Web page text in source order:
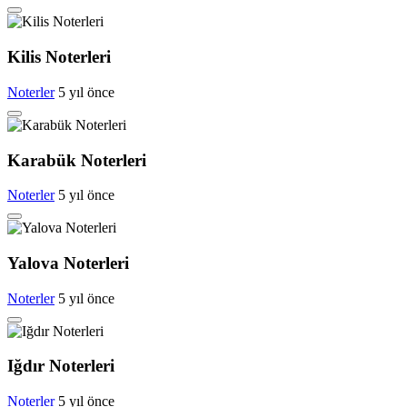
İzmir’de hayat kurtaran baba, kızını kortlarda şampiyonluğa
12:36
Gebze Köşklüçeşme’de ‘açık hava’ keyif
Kilis Noterleri
Noterler 5 yıl önce
Karabük Noterleri
Noterler 5 yıl önce
Yalova Noterleri
Noterler 5 yıl önce
Iğdır Noterleri
Noterler 5 yıl önce